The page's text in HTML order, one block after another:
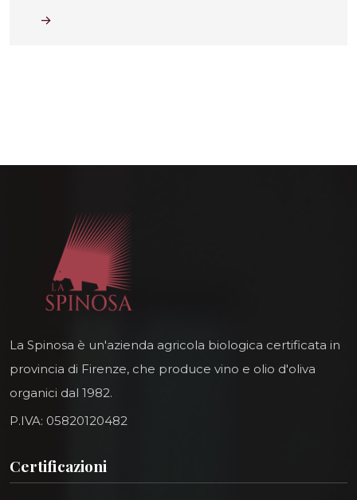
La Spinosa è un'azienda agricola biologica certificata in
provincia di Firenze, che produce vino e olio d'oliva
organici dal 1982.
P.IVA: 05820120482
Certificazioni